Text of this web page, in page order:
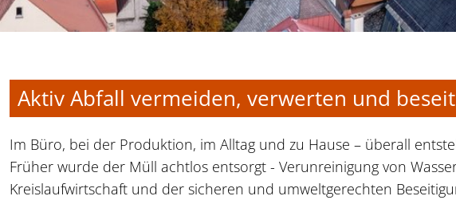
Aktiv Abfall vermeiden, verwerten und
Im Büro, bei der Produktion, im Alltag und zu Hause – überall
Früher wurde der Müll achtlos entsorgt - Verunreinigung von
Kreislaufwirtschaft und der sicheren und umweltgerechten